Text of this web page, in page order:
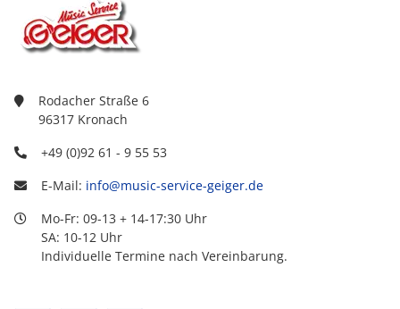
Rodacher Straße 6
96317 Kronach
+49 (0)92 61 - 9 55 53
E-Mail: info@music-service-geiger.de
Mo-Fr: 09-13 + 14-17:30 Uhr
SA: 10-12 Uhr
Individuelle Termine nach Vereinbarung.